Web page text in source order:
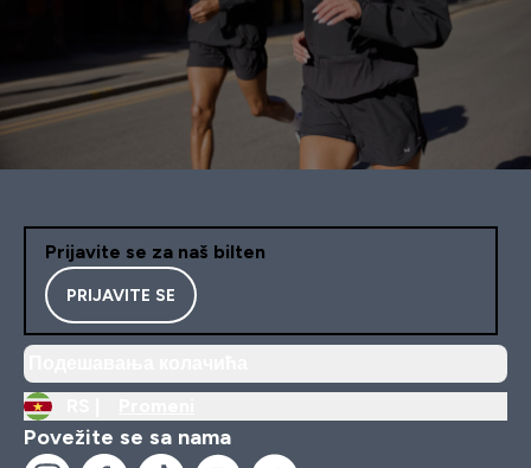
Prijavite se za naš bilten
PRIJAVITE SE
Povežite se sa nama